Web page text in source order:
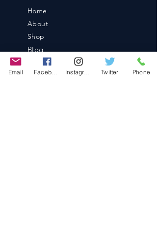
Home
About
Shop
Blog
Contact
Email Twitter Phone